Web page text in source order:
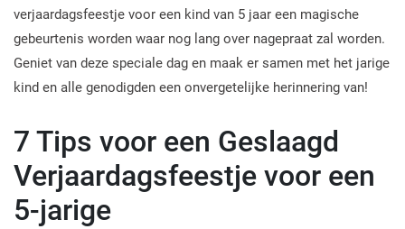
verjaardagsfeestje voor een kind van 5 jaar een magische
gebeurtenis worden waar nog lang over nagepraat zal worden.
Geniet van deze speciale dag en maak er samen met het jarige
kind en alle genodigden een onvergetelijke herinnering van!
7 Tips voor een Geslaagd
Verjaardagsfeestje voor een
5-jarige